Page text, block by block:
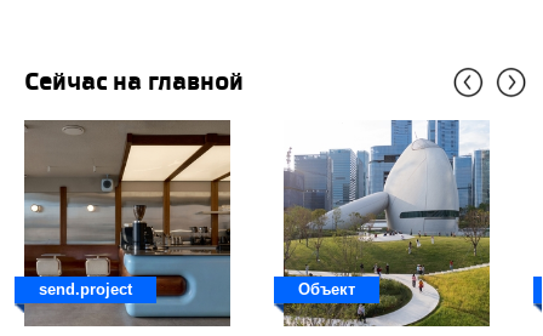
Сейчас на главной
send.project Объект